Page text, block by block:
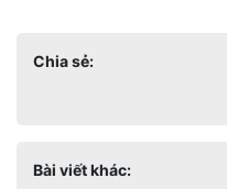
Chia sẻ:
Bài viết khác: